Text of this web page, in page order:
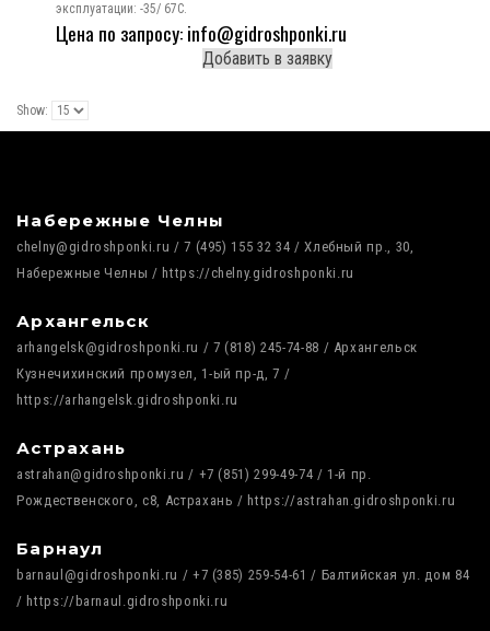
эксплуатации: -35/ 67C.
Цена по запросу: info@gidroshponki.ru
Добавить в заявку
Show:
Набережные Челны
chelny@gidroshponki.ru / 7 (495) 155 32 34 / Хлебный пр., 30,
Набережные Челны / https://chelny.gidroshponki.ru
Архангельск
arhangelsk@gidroshponki.ru / 7 (818) 245-74-88 / Архангельск
Кузнечихинский промузел, 1-ый пр-д, 7 /
https://arhangelsk.gidroshponki.ru
Астрахань
astrahan@gidroshponki.ru / +7 (851) 299-49-74 / 1-й пр.
Рождественского, с8, Астрахань / https://astrahan.gidroshponki.ru
Барнаул
barnaul@gidroshponki.ru / +7 (385) 259-54-61 / Балтийская ул. дом 84
/ https://barnaul.gidroshponki.ru